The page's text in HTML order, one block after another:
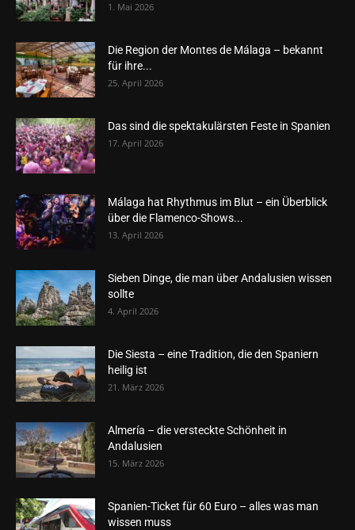
1. Mai 2026
Die Region der Montes de Málaga – bekannt
für ihre...
25. April 2026
Das sind die spektakulärsten Feste in Spanien
17. April 2026
Málaga hat Rhythmus im Blut – ein Überblick
über die Flamenco-Shows...
13. April 2026
Sieben Dinge, die man über Andalusien wissen
sollte
4. April 2026
Die Siesta – eine Tradition, die den Spaniern
heilig ist
21. März 2026
Almería – die versteckte Schönheit in
Andalusien
15. März 2026
Spanien-Ticket für 60 Euro – alles was man
wissen muss